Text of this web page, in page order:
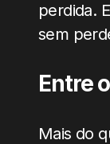
perdida.
sem
Entre
Mais do